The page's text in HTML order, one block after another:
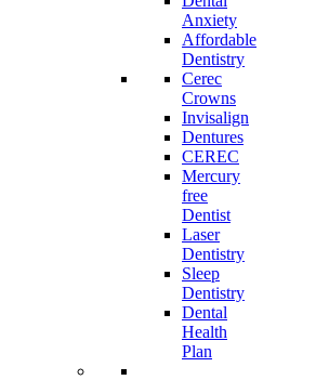
Anxiety
Affordable
Dentistry
Cerec
Crowns
Invisalign
Dentures
CEREC
Mercury
free
Dentist
Laser
Dentistry
Sleep
Dentistry
Dental
Health
Plan